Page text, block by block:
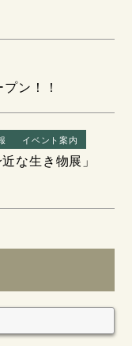
ン！！
イベント案内
な生き物展」